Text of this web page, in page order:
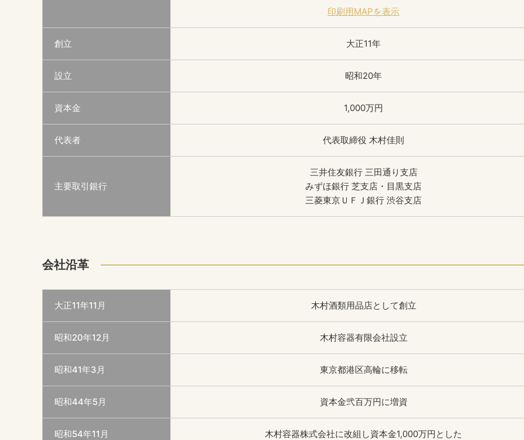
印刷用MAPを表示
創立 大正11年
設立 昭和20年
資本金 1,000万円
代表者 代表取締役 木村佳則
主要取引銀行
三井住友銀行 三田通り支店
みずほ銀行 芝支店・目黒支店
三菱東京ＵＦＪ銀行 渋谷支店
会社沿革
大正11年11月 木村酒類用品店として創立
昭和20年12月 木村容器有限会社設立
昭和41年3月 東京都港区高輪に移転
昭和44年5月 資本金弐百万円に増資
昭和54年11月 木村容器株式会社に改組し資本金1,000万円とした